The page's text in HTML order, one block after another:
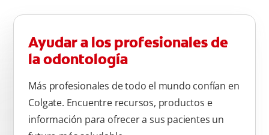
Ayudar a los profesionales de
la odontología
Más profesionales de todo el mundo confían en
Colgate. Encuentre recursos, productos e
información para ofrecer a sus pacientes un